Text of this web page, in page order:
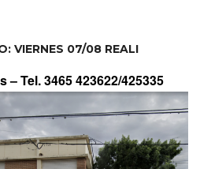
VIERNES 07/08 REALI
–Tel. 3465 423622/425335